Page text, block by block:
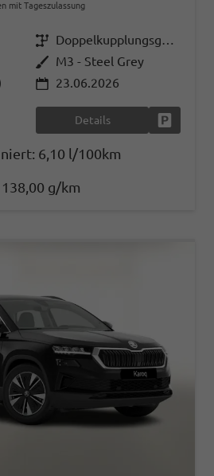
mit Tageszulassung
Getriebe
Doppelkupplungsgetriebe (DSG)
AußenfarbeM3 - Steel Grey
23.06.2026
Details
6,10 l/100km
138,00 g/km